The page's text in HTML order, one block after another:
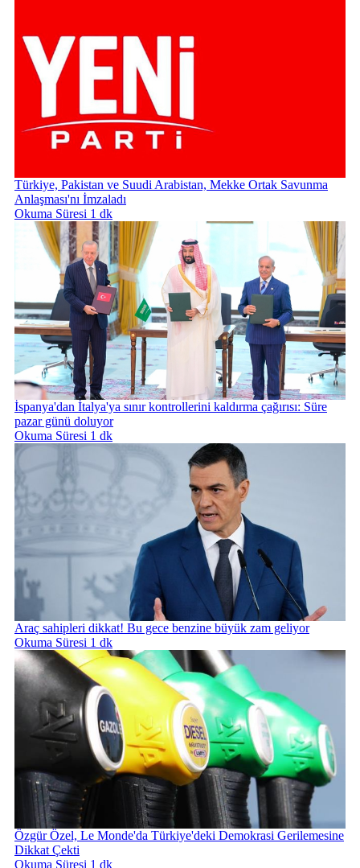
Türkiye, Pakistan ve Suudi Arabistan, Mekke Ortak Savunma
Anlaşması'nı İmzaladı
Okuma Süresi 1 dk
İspanya'dan İtalya'ya sınır kontrollerini kaldırma çağırısı: Süre
pazar günü doluyor
Okuma Süresi 1 dk
Araç sahipleri dikkat! Bu gece benzine büyük zam geliyor
Okuma Süresi 1 dk
Özgür Özel, Le Monde'da Türkiye'deki Demokrasi Gerilemesine
Dikkat Çekti
Okuma Süresi 1 dk